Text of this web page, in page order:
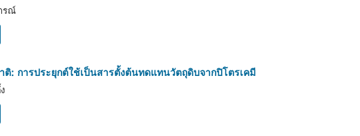
รณ์
ติ: การประยุกต์ใช้เป็นสารตั้งต้นทดแทนวัตถุดิบจากปิโตรเคมี